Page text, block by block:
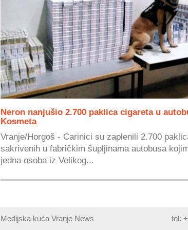
Neron nanjušio 2.700 paklica cigareta u
Kosmeta
Vranje/Horgoš - Carinici su zaplenili 2.700
sakrivenih u fabričkim šupljinama autobusa
jedna osoba iz Velikog...
Medijska kuća Vranje News tel: